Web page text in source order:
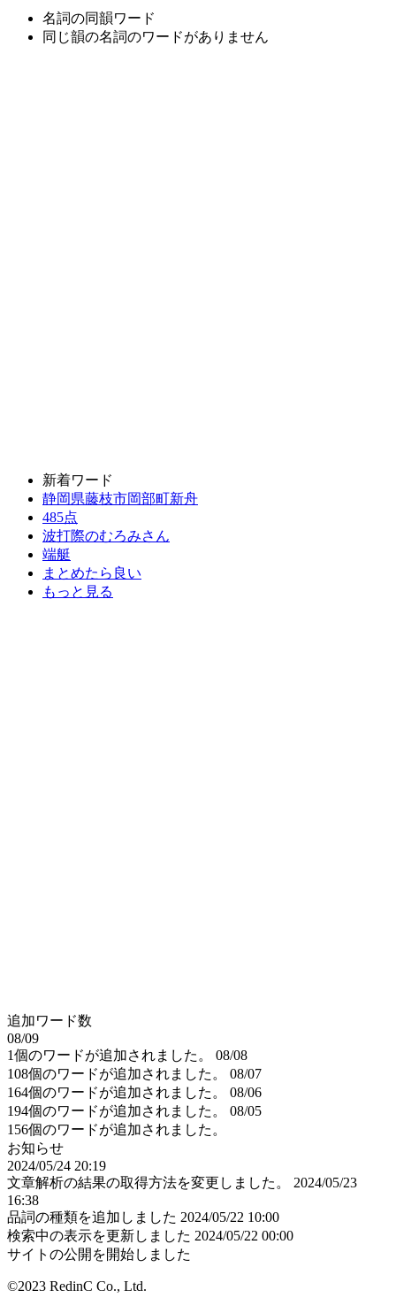
名詞の同韻ワード
同じ韻の名詞のワードがありません
新着ワード
静岡県藤枝市岡部町新舟
485点
波打際のむろみさん
端艇
まとめたら良い
もっと見る
追加ワード数
08/09
1個のワードが追加されました。
08/08
108個のワードが追加されました。
08/07
164個のワードが追加されました。
08/06
194個のワードが追加されました。
08/05
156個のワードが追加されました。
お知らせ
2024/05/24 20:19
文章解析の結果の取得方法を変更しました。
2024/05/23
16:38
品詞の種類を追加しました 2024/05/22 10:00
検索中の表示を更新しました 2024/05/22 00:00
サイトの公開を開始しました
©2023 RedinC Co., Ltd.